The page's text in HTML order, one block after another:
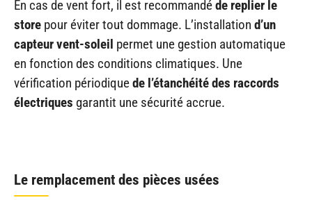
En cas de vent fort, il est recommandéde replier le
store pour éviter tout dommage. L’installation d’un
capteur vent-soleil permet une gestion automatique
en fonction des conditions climatiques. Une
vérification périodiquede l’étanchéité des raccords
électriques garantit une sécurité accrue.
Le remplacement des pièces usées